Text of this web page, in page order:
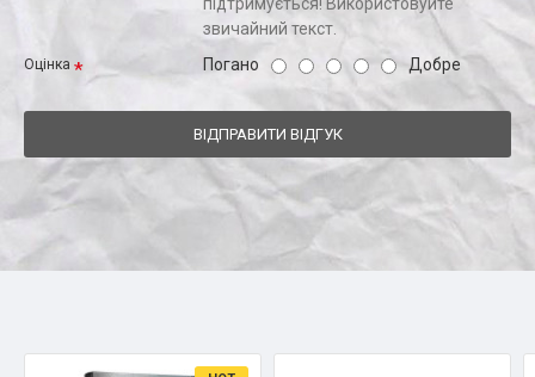
звичайний текст.
Оцінка Погано Добре
ВІДПРАВИТИ ВІДГУК